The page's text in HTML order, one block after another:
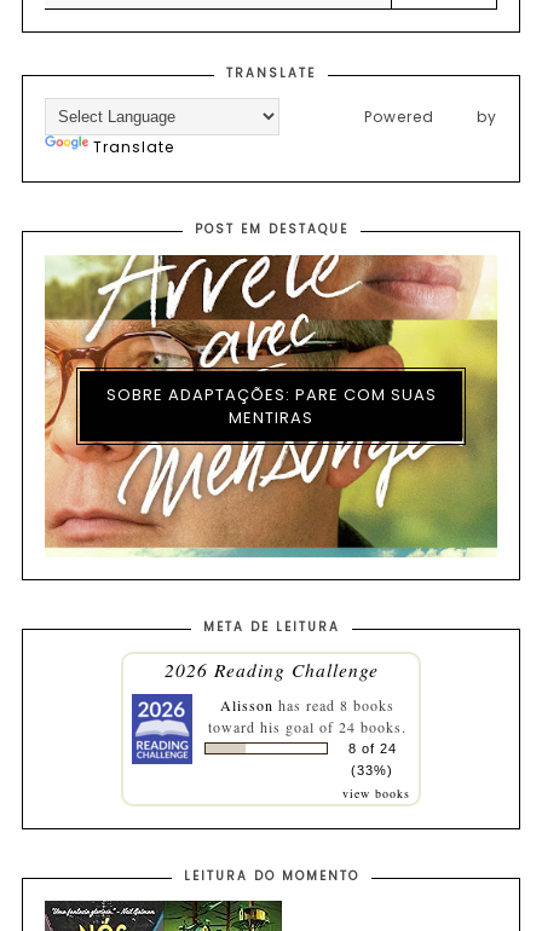
TRANSLATE
Powered by
Translate
POST EM DESTAQUE
SOBRE ADAPTAÇÕES: PARE COM SUAS
MENTIRAS
META DE LEITURA
2026 Reading Challenge
Alisson has read 8 books
toward his goal of 24 books.
8 of 24
(33%)
view books
LEITURA DO MOMENTO